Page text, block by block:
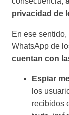
privacidad de
En ese sentido,
WhatsApp de
cuentan con
Espiar
los
recibidos